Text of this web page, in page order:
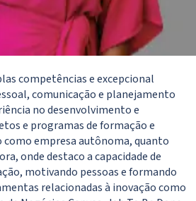
competências e excepcional
comunicação e planejamento
no desenvolvimento e
e programas de formação e
empresa autônoma, quanto
onde destaco a capacidade de
motivando pessoas e formando
relacionadas à inovação como